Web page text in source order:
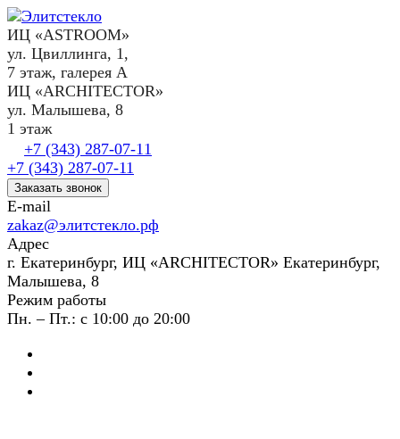
ИЦ «ASTROOM»
ул. Цвиллинга, 1,
7 этаж, галерея А
ИЦ «ARCHITECTOR»
ул. Малышева, 8
1 этаж
+7 (343) 287-07-11
+7 (343) 287-07-11
Заказать звонок
E-mail
zakaz@элитстекло.рф
Адрес
г. Екатеринбург, ИЦ «ARCHITECTOR» Екатеринбург,
Малышева, 8
Режим работы
Пн. – Пт.: с 10:00 до 20:00